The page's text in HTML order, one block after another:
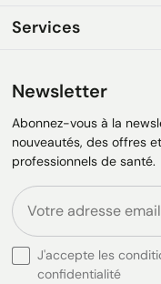
Services
Newsletter
Abonnez-vous à la
nouveautés, des offres
professionnels de santé.
J'accepte les
confidentialité